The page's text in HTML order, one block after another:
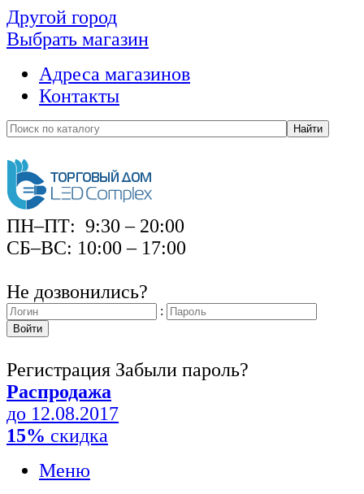
Другой город
Выбрать магазин
Адреса магазинов
Контакты
Найти
ПН–ПТ: 9:30 – 20:00
СБ–ВС: 10:00 – 17:00
Не дозвонились?
:
Войти
Регистрация Забыли пароль?
Распродажа
до 12.08.2017
15% скидка
Меню